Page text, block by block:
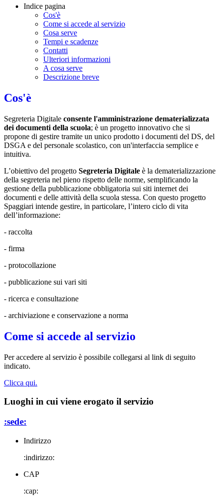
Indice pagina
Cos'è
Come si accede al servizio
Cosa serve
Tempi e scadenze
Contatti
Ulteriori informazioni
A cosa serve
Descrizione breve
Cos'è
Segreteria Digitale consente l'amministrazione dematerializzata
dei documenti della scuola; è un progetto innovativo che si
propone di gestire tramite un unico prodotto i documenti del DS, del
DSGA e del personale scolastico, con un'interfaccia semplice e
intuitiva.
L’obiettivo del progetto Segreteria Digitale è la dematerializzazione
della segreteria nel pieno rispetto delle norme, semplificando la
gestione della pubblicazione obbligatoria sui siti internet dei
documenti e delle attività della scuola stessa. Con questo progetto
Spaggiari intende gestire, in particolare, l’intero ciclo di vita
dell’informazione:
- raccolta
- firma
- protocollazione
- pubblicazione sui vari siti
- ricerca e consultazione
- archiviazione e conservazione a norma
Come si accede al servizio
Per accedere al servizio è possibile collegarsi al link di seguito
indicato.
Clicca qui.
Luoghi in cui viene erogato il servizio
:sede:
Indirizzo
:indirizzo:
CAP
:cap: